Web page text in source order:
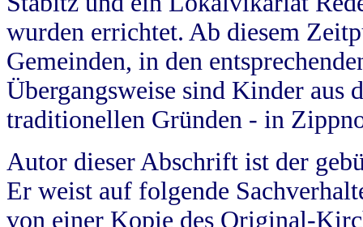
wurden errichtet. Ab diesem
Gemeinden, in den
Übergangsweise sind Kinder aus
traditionellen Gründen - in
Autor dieser Abschrift ist der
Er weist auf folgende
von einer Kopie des Original-